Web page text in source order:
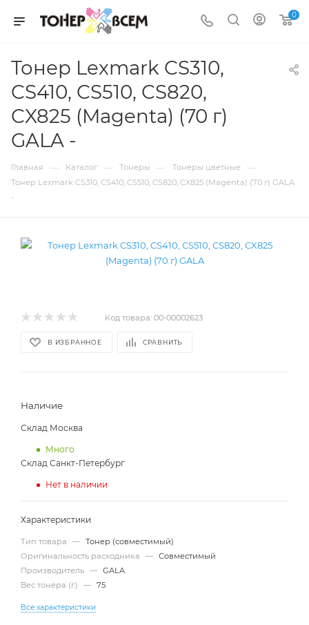
0
Тонер Lexmark CS310,
CS410, CS510, CS820,
CX825 (Magenta) (70 г)
GALA -
Главная — Каталог — Тонеры — Тонеры цветные —
Тонер Lexmark CS310, CS410, CS510, CS820, CX825 (Magenta) (70 г) GALA
-
Код товара: 00-00002623
В ИЗБРАННОЕ СРАВНИТЬ
Наличие
Склад Москва
Много
Склад Санкт-Петербург
Нет в наличии
Характеристики
Тип товара — Тонер (совместимый)
Оригинальность расходника
— Совместимый
Производитель — GALA
Вес тонера (г.)
— 75
Все характеристики